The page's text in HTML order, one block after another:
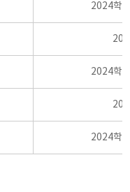
2024학
2024학
2024학